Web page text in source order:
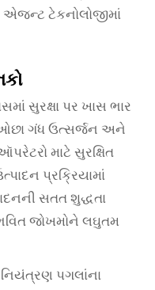
એજન્ટ ટેકનોલોજીમાં
સુરક્ષા પર ખાસ ભાર
ગંધ ઉત્સર્જન અને
માટે સુરક્ષિત
પ્રક્રિયામાં
સતત શુદ્ધતા
જોખમોને લઘુતમ
નિયંત્રણ પગલાંના